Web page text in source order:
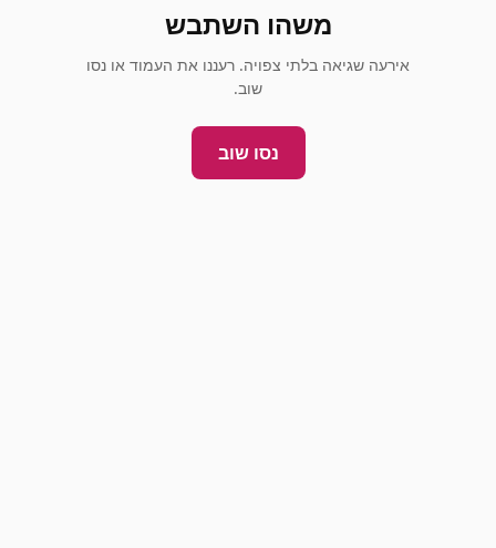
משהו השתבש
אירעה שגיאה בלתי צפויה. רעננו את העמוד או נסו
שוב.
נסו שוב